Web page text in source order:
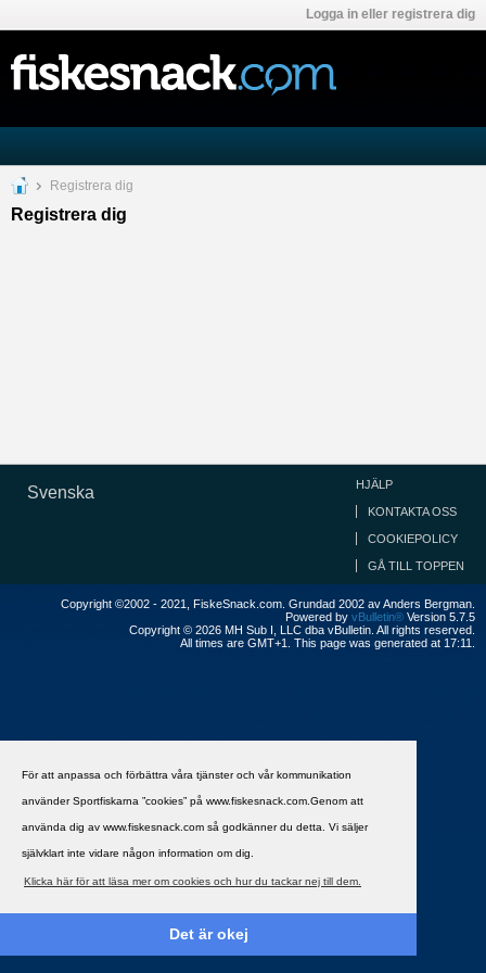
För att anpassa och förbättra våra tjänster och vår kommunikation
använder Sportfiskarna ”cookies” på www.fiskesnack.com.Genom att
använda dig av www.fiskesnack.com så godkänner du detta. Vi säljer
självklart inte vidare någon information om dig.
Klicka här för att läsa mer om cookies och hur du tackar nej till dem.
Det är okej
Logga in eller registrera dig
Registrera dig
Registrera dig
Svenska HJÄLP
KONTAKTA OSS
COOKIEPOLICY
GÅ TILL TOPPEN
Copyright ©2002 - 2021, FiskeSnack.com. Grundad 2002 av Anders Bergman.
Powered by vBulletin® Version 5.7.5
Copyright © 2026 MH Sub I, LLC dba vBulletin. All rights reserved.
All times are GMT+1. This page was generated at 17:11.